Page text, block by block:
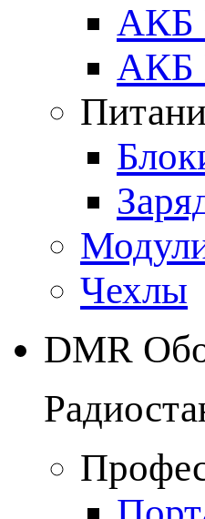
АКБ
АКБ
Чехлы
DMR